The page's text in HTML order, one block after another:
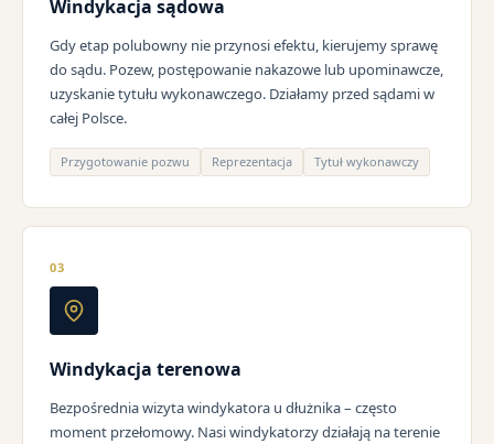
Windykacja sądowa
Gdy etap polubowny nie przynosi efektu, kierujemy sprawę
do sądu. Pozew, postępowanie nakazowe lub upominawcze,
uzyskanie tytułu wykonawczego. Działamy przed sądami w
całej Polsce.
Przygotowanie pozwu Reprezentacja Tytuł wykonawczy
03
Windykacja terenowa
Bezpośrednia wizyta windykatora u dłużnika – często
moment przełomowy. Nasi windykatorzy działają na terenie